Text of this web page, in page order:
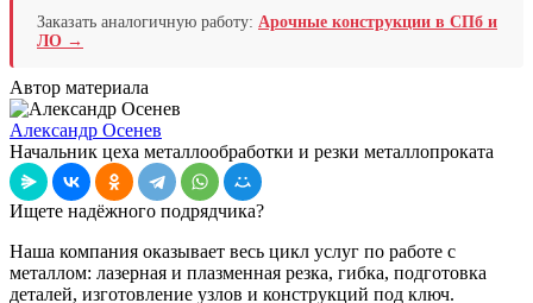
Заказать аналогичную работу: Арочные конструкции в СПб и
ЛО →
Автор материала
Александр Осенев
Начальник цеха металлообработки и резки металлопроката
Ищете надёжного подрядчика?
Наша компания оказывает весь цикл услуг по работе с
металлом: лазерная и плазменная резка, гибка, подготовка
деталей, изготовление узлов и конструкций под ключ.